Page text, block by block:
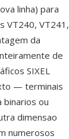
linha) para
VT240, VT241,
da
de
SIXEL
— terminais
ou
dimensao
numerosos